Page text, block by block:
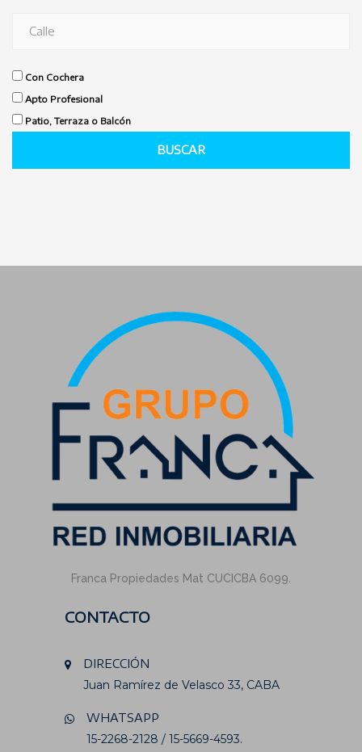
Con Cochera
Apto Profesional
Patio, Terraza o Balcón
BUSCAR
Franca Propiedades Mat CUCICBA 6099.
CONTACTO
DIRECCIÓN
Juan Ramírez de Velasco 33, CABA
WHATSAPP
15-2268-2128 / 15-5669-4593.